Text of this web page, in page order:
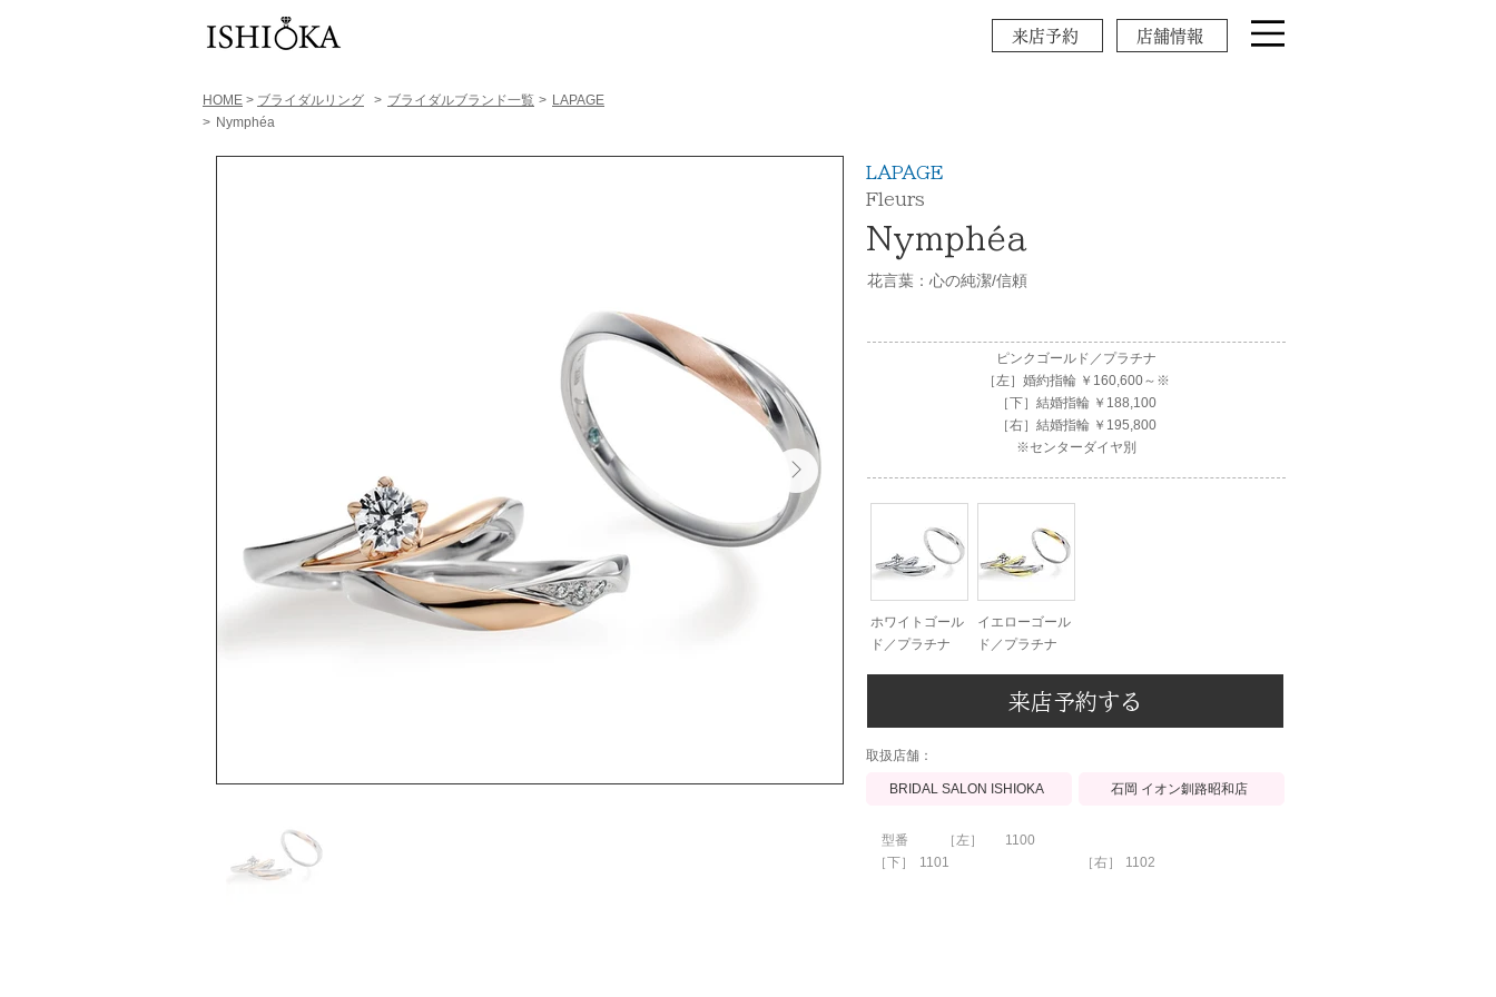
来店予約 店舗情報
HOME > ブライダルリング > ​ブライダルブランド一覧 > LAPAGE
> Nymphéa
LAPAGE
Fleurs
Nymphéa
花言葉：心の純潔/信頼
ピンクゴールド／プラチナ
［左］婚約指輪 ￥160,600～※
［下］結婚指輪 ￥188,100
［右］結婚指輪 ￥195,800
※センターダイヤ別
ホワイトゴール
ド／プラチナ
イエローゴール
ド／プラチナ
来店予約する
​取扱店舗：
BRIDAL SALON ISHIOKA 石岡 イオン釧路昭和店
型番
［下］
［左］
1100
1101
［右］ 1102